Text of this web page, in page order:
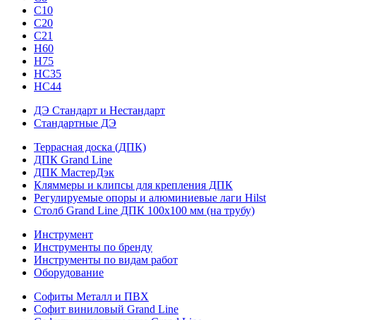
С10
С20
С21
H60
H75
HС35
НС44
ДЭ Стандарт и Нестандарт
Стандартные ДЭ
Террасная доска (ДПК)
ДПК Grand Line
ДПК МастерДэк
Кляммеры и клипсы для крепления ДПК
Регулируемые опоры и алюминиевые лаги Hilst
Столб Grand Line ДПК 100х100 мм (на трубу)
Инструмент
Инструменты по бренду
Инструменты по видам работ
Оборудование
Софиты Металл и ПВХ
Софит виниловый Grand Line